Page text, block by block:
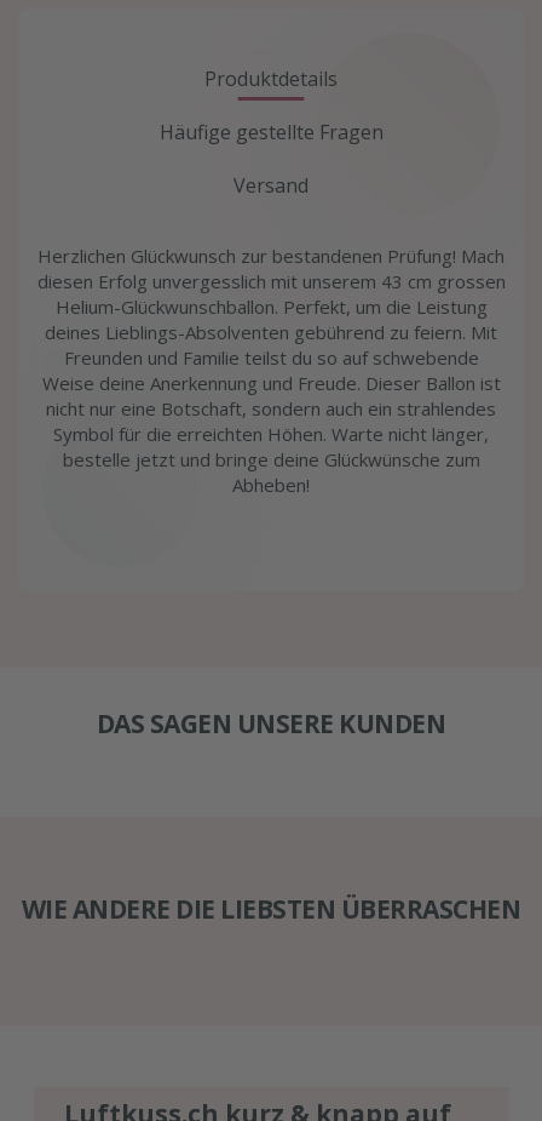
Produktdetails
Häufige gestellte Fragen
Versand
Herzlichen Glückwunsch zur bestandenen Prüfung! Mach
diesen Erfolg unvergesslich mit unserem 43 cm grossen
Helium-Glückwunschballon. Perfekt, um die Leistung
deines Lieblings-Absolventen gebührend zu feiern. Mit
Freunden und Familie teilst du so auf schwebende
Weise deine Anerkennung und Freude. Dieser Ballon ist
nicht nur eine Botschaft, sondern auch ein strahlendes
Symbol für die erreichten Höhen. Warte nicht länger,
bestelle jetzt und bringe deine Glückwünsche zum
Abheben!
DAS SAGEN UNSERE KUNDEN
WIE ANDERE DIE LIEBSTEN ÜBERRASCHEN
Luftkuss.ch kurz & knapp auf